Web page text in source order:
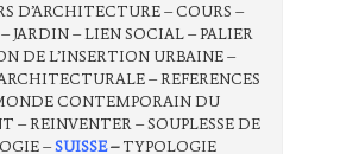
D’ARCHITECTURE – COURS –
JARDIN – LIEN SOCIAL – PALIER
DE L’INSERTION URBAINE –
– REFERENCES
CONTEMPORAIN DU
– REINVENTER – SOUPLESSE DE
–SUISSE– TYPOLOGIE